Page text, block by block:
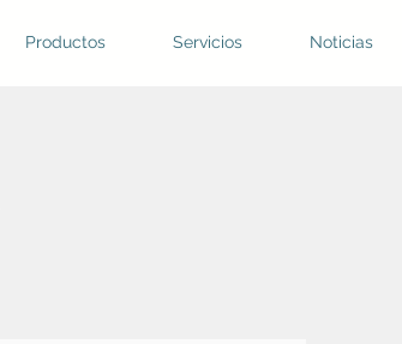
Productos Servicios Noticias